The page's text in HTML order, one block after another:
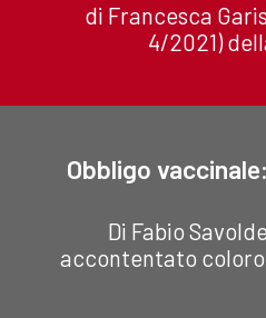
di Francesca
4/2021)
Obbligo
Di Fabio
accontentato coloro